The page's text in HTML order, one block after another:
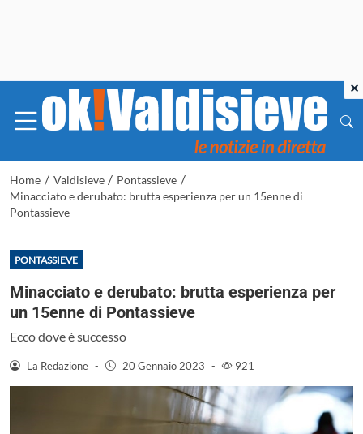
Home / Valdisieve / Pontassieve /
Minacciato e derubato: brutta esperienza per un 15enne di
Pontassieve
PONTASSIEVE
Minacciato e derubato: brutta esperienza per
un 15enne di Pontassieve
Ecco dove è successo
La Redazione - 20 Gennaio 2023 - 921
×